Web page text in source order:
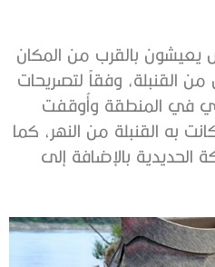
يعيشون بالقرب من المكان
القنبلة، وفقاً لتصريحات
في المنطقة وأُوقفت
به القنبلة من النهر، كما
بالإضافة إلى